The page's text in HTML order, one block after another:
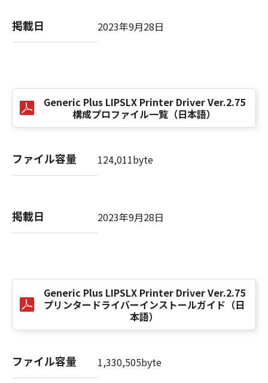
“米国政府エンドユーザー”とは、米国政府の機
関また団体を意味します。もしお客様が米国政
item," as that term is defined at 48 C.F.R.
2.101 (Oct 1995), consisting of "commercial
computer software" and "commercial
computer software documentation," as such
Consistent with 48 C.F.R. 12.212 and 48 C.F.R.
227.7202-1 through 227.7202-4 (June 1995),
forth herein. The manufacturer is Canon
Inc./30-2, Shimomaruko 3-chome, Ohta-ku,
意味し、指し示すものとします。
本契約書のいずれかの条項またはその一部が法
の他の条項は完全に有効に存続するものとしま
す。
掲載日 2023年9月28日
Generic Plus LIPSLX Printer Driver Ver.2.75
構成プロファイル一覧（日本語）
ファイル容量 124,011byte
掲載日 2023年9月28日
Generic Plus LIPSLX Printer Driver Ver.2.75
プリンタードライバーインストールガイド（日
本語）
ファイル容量 1,330,505byte